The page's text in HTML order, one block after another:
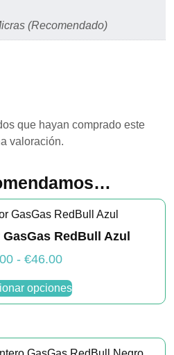
(Recomendado)
que hayan comprado este
valoración.
RedBull Azul
- €46.00Rango
de
precios:
hasta
opcionesproducto